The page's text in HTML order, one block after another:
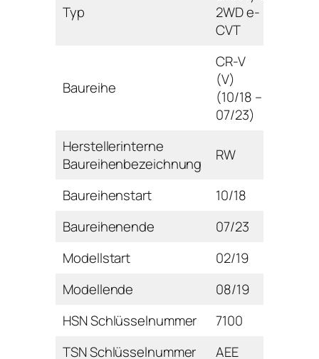
Typ
2WD e-
CVT
Baureihe
CR-V
(V)
(10/18 –
07/23)
Herstellerinterne
Baureihenbezeichnung
RW
Baureihenstart
10/18
Baureihenende
07/23
Modellstart
02/19
Modellende
08/19
HSN Schlüsselnummer
7100
TSN Schlüsselnummer
AEE